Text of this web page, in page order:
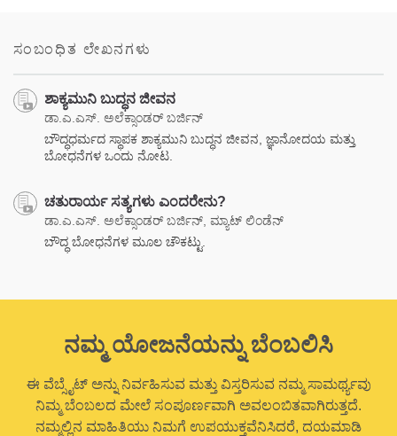
ಸಂಬಂಧಿತ ಲೇಖನಗಳು
ಶಾಕ್ಯಮುನಿ ಬುದ್ಧನ ಜೀವನ
ಡಾ.ಎ.ಎಸ್. ಅಲೆಕ್ಸಾಂಡರ್ ಬರ್ಜಿನ್
ಬೌದ್ಧಧರ್ಮದ ಸ್ಥಾಪಕ ಶಾಕ್ಯಮುನಿ ಬುದ್ಧನ ಜೀವನ, ಜ್ಞಾನೋದಯ ಮತ್ತು
ಬೋಧನೆಗಳ ಒಂದು ನೋಟ.
ಚತುರಾರ್ಯ ಸತ್ಯಗಳು ಎಂದರೇನು?
ಡಾ.ಎ.ಎಸ್. ಅಲೆಕ್ಸಾಂಡರ್ ಬರ್ಜಿನ್, ಮ್ಯಾಟ್ ಲಿಂಡೆನ್
ಬೌದ್ಧ ಬೋಧನೆಗಳ ಮೂಲ ಚೌಕಟ್ಟು.
ನಮ್ಮ ಯೋಜನೆಯನ್ನು ಬೆಂಬಲಿಸಿ
ಈ ವೆಬ್ಸೈಟ್ ಅನ್ನು ನಿರ್ವಹಿಸುವ ಮತ್ತು ವಿಸ್ತರಿಸುವ ನಮ್ಮ ಸಾಮರ್ಥ್ಯವು
ನಿಮ್ಮ ಬೆಂಬಲದ ಮೇಲೆ ಸಂಪೂರ್ಣವಾಗಿ ಅವಲಂಬಿತವಾಗಿರುತ್ತದೆ.
ನಮ್ಮಲ್ಲಿನ ಮಾಹಿತಿಯು ನಿಮಗೆ ಉಪಯುಕ್ತವೆನಿಸಿದರೆ, ದಯಮಾಡಿ